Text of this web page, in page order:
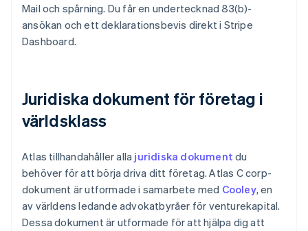
Mail och spårning. Du får en undertecknad 83(b)-
ansökan och ett deklarationsbevis direkt i Stripe
Dashboard.
Juridiska dokument för företag i
världsklass
Atlas tillhandahåller alla juridiska dokument du
behöver för att börja driva ditt företag. Atlas C corp-
dokument är utformade i samarbete med Cooley, en
av världens ledande advokatbyråer för venturekapital.
Dessa dokument är utformade för att hjälpa dig att